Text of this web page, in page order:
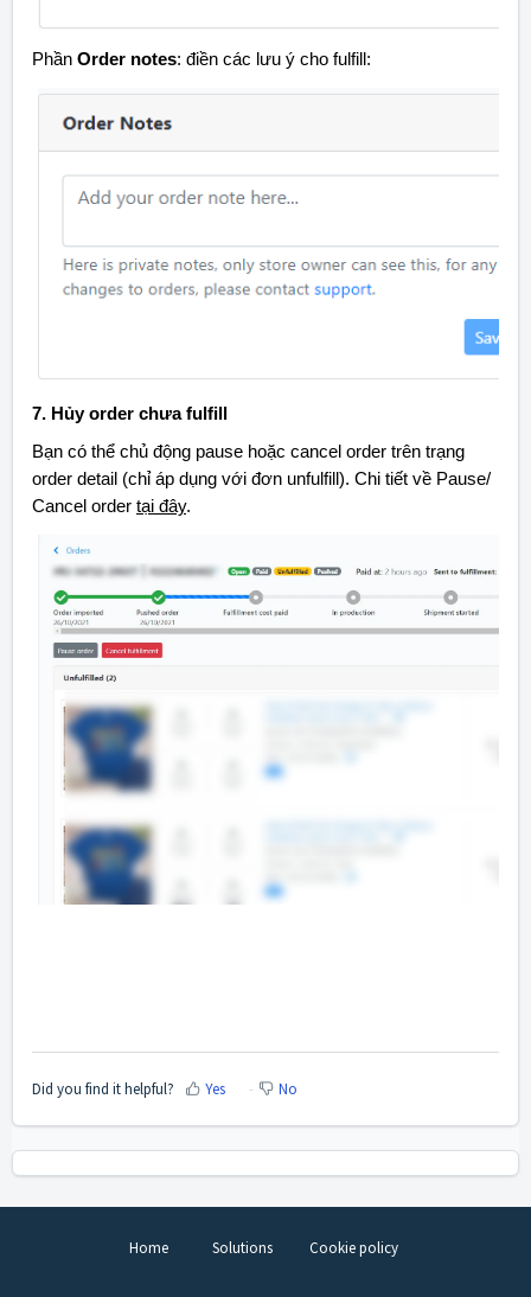
Phần Order notes: điền các lưu ý cho fulfill:
7. Hủy order chưa fulfill
Bạn có thể chủ động pause hoặc cancel order trên trạng
order detail (chỉ áp dụng với đơn unfulfill). Chi tiết về Pause/
Cancel order tại đây.
Did you find it helpful? Yes No
Home Solutions Cookie policy